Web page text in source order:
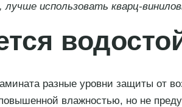
лучше использовать кварц-
разные уровни защиты от
влажностью, но не